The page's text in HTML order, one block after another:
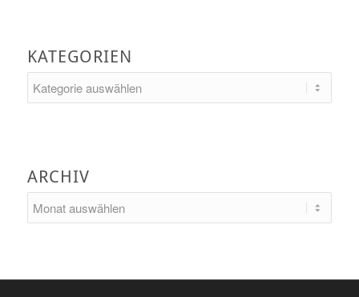
KATEGORIEN
ARCHIV